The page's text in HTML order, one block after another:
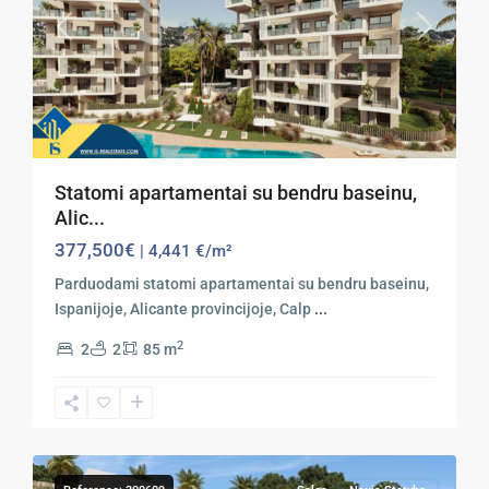
Previous Next
Statomi apartamentai su bendru baseinu,
Alic...
377,500€ | 4,441 €/m²
Parduodami statomi apartamentai su bendru baseinu,
Ispanijoje, Alicante provincijoje, Calp ...
2 2 85 m2